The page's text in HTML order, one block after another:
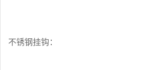
不锈钢挂钩：